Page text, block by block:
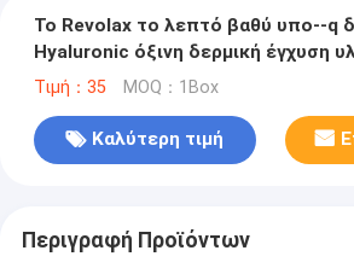
Το Revolax το λεπτό βαθύ υπο--q
Hyaluronic όξινη δερμική έγχυση
πληρώσεως 24 mg/$l*ml
Τιμή：35 MOQ：1Box
Καλύτερη τιμή
Περιγραφή Προϊόντων